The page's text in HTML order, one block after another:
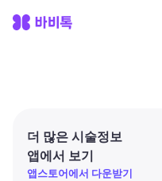
더 많은 시술정보
앱에서 보기
앱스토어에서 다운받기